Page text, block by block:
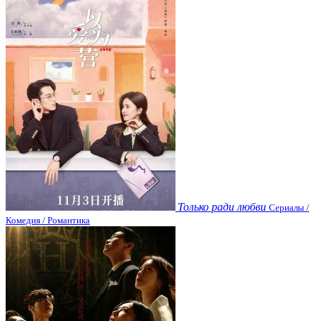
Только ради любви Сериалы /
Комедия / Романтика